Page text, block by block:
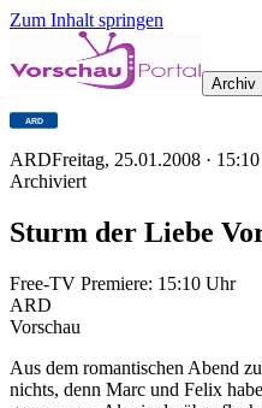
Zum Inhalt springen
Archiv
ARDFreitag, 25.01.2008 · 15:10
Archiviert
Sturm der Liebe
Free-TV Premiere: 15:10 Uhr
ARD
Vorschau
Aus dem romantischen Abend
nichts, denn Marc und Felix